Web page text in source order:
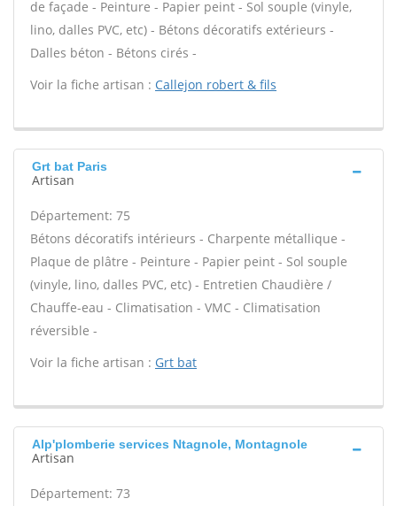
de façade - Peinture - Papier peint - Sol souple (vinyle,
lino, dalles PVC, etc) - Bétons décoratifs extérieurs -
Dalles béton - Bétons cirés -
Voir la fiche artisan : Callejon robert & fils
Grt bat Paris
Artisan
Département: 75
Bétons décoratifs intérieurs - Charpente métallique -
Plaque de plâtre - Peinture - Papier peint - Sol souple
(vinyle, lino, dalles PVC, etc) - Entretien Chaudière /
Chauffe-eau - Climatisation - VMC - Climatisation
réversible -
Voir la fiche artisan : Grt bat
Alp'plomberie services Ntagnole, Montagnole
Artisan
Département: 73